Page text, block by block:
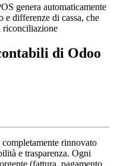
genera automaticamente
differenze di cassa, che
riconciliazione
di Odoo
completamente rinnovato
e trasparenza. Ogni
(fattura, pagamento,